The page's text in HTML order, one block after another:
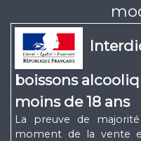
boissons
moins de 18 ans
La preuve de
moment de la vente